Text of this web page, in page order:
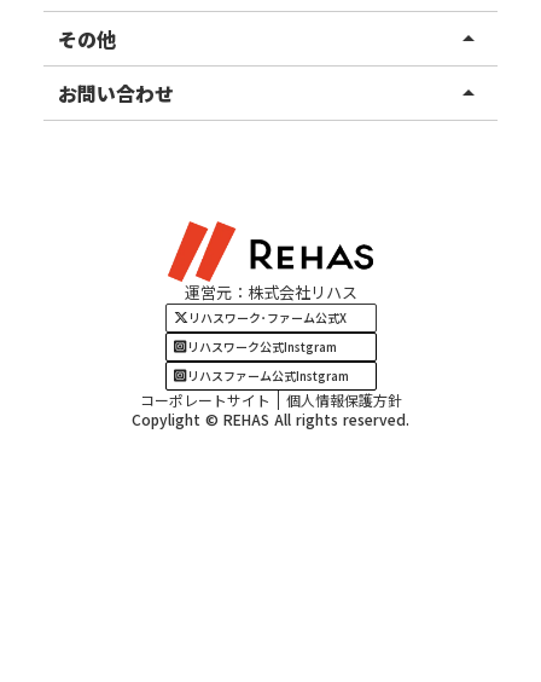
東北エリア
甲信越エリア
四国・九州エリア
事業所ブログ
ご利用者様の声
その他 arrow_drop_up
お知らせ
お問い合わせ arrow_drop_up
運営元：株式会社リハス
リハスワーク･ファーム公式X
リハスワーク公式Instgram
リハスファーム公式Instgram
コーポレートサイト
個人情報保護方針
Copylight © REHAS All rights reserved.